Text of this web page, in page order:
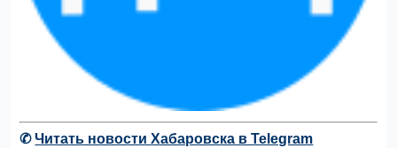
✆Читать новости Хабаровска в Telegram